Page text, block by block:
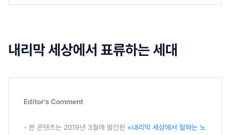
내리막 세상에서 표류하는 세대
Editor's Comment
- 본 콘텐츠는 2019년 3월에 발간된 <내리막 세상에서 일하는 노